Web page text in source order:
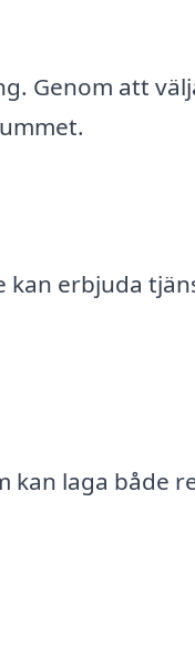
Genom att
kan erbjuda
kan laga både